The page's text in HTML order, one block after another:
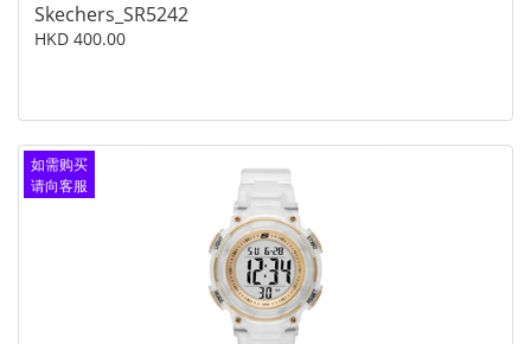
Skechers_SR5242
HKD 400.00
如需购买
请向客服